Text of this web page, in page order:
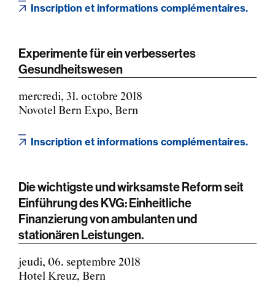
Inscription et informations complémentaires.
Experimente für ein verbessertes
Gesundheitswesen
mercredi, 31. octobre 2018
Novotel Bern Expo, Bern
Inscription et informations complémentaires.
Die wichtigste und wirksamste Reform seit
Einführung des KVG: Einheitliche
Finanzierung von ambulanten und
stationären Leistungen.
jeudi, 06. septembre 2018
Hotel Kreuz, Bern